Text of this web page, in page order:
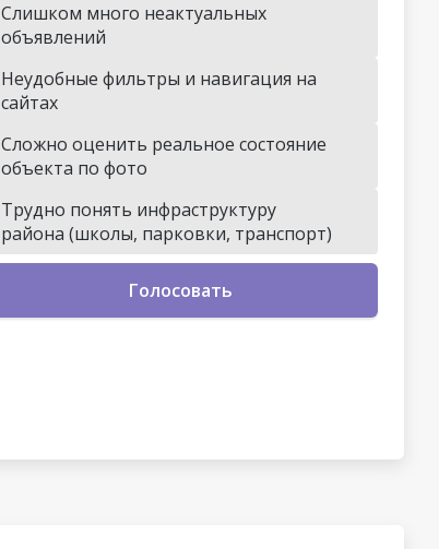
Слишком много неактуальных
объявлений
Неудобные фильтры и навигация на
сайтах
Сложно оценить реальное состояние
объекта по фото
Трудно понять инфраструктуру
района (школы, парковки, транспорт)
Голосовать